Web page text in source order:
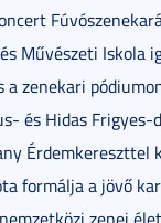
Művészeti Iskola
a zenekari
és Hidas
formálja a jövő